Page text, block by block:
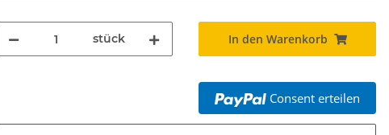
stück In den Warenkorb
Consent erteilen